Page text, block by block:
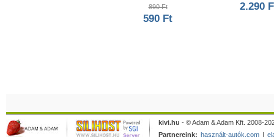
890 Ft
590 Ft
2.290
kivi.hu - © Adam & Adam Kft. 2008-
Partnereink: használt-autók.com |